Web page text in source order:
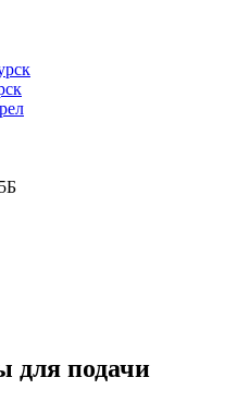
для подачи